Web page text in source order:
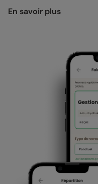
En savoir plus